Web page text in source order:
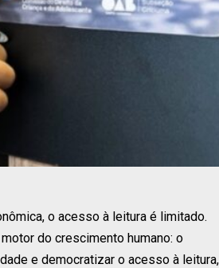
o acesso à leitura é limitado.
do crescimento humano: o
e democratizar o acesso à leitura,